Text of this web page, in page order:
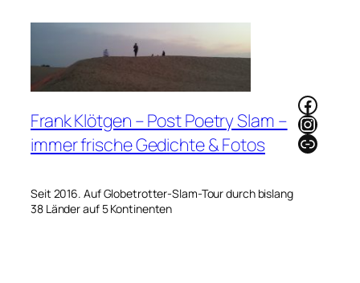
Frank Klötgen – Post Poetry Slam –
immer frische Gedichte & Fotos
Seit 2016. Auf Globetrotter-Slam-Tour durch bislang
38 Länder auf 5 Kontinenten
Link